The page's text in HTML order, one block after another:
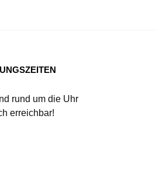
rund um die Uhr
erreichbar!